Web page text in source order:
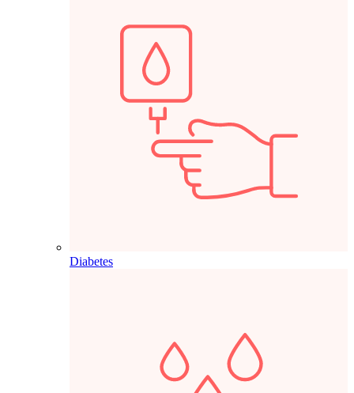
Diabetes